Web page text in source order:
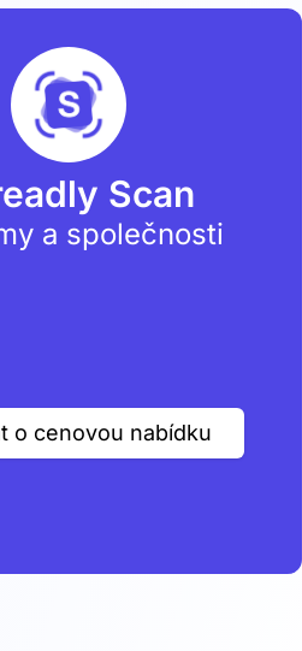
Scan
a společnosti
o cenovou nabídku